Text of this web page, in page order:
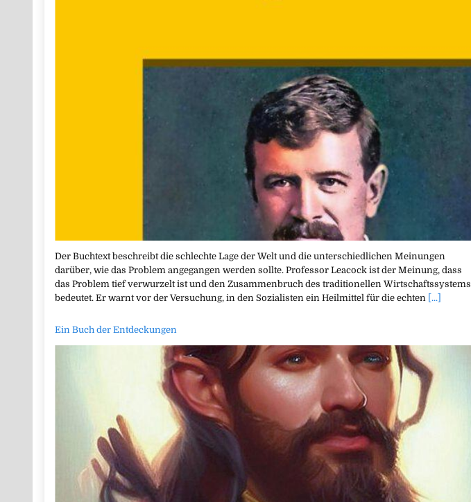
Der Buchtext beschreibt die schlechte Lage der Welt und die unterschiedlichen Meinungen
darüber, wie das Problem angegangen werden sollte. Professor Leacock ist der Meinung, dass
das Problem tief verwurzelt ist und den Zusammenbruch des traditionellen Wirtschaftssystems
bedeutet. Er warnt vor der Versuchung, in den Sozialisten ein Heilmittel für die echten [...]
Ein Buch der Entdeckungen